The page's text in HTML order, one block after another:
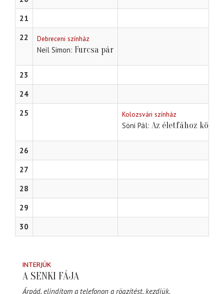
21
22
Debreceni színház
Neil Simon Furcsa pár
23
24
25
Kolozsvári színház
Söni Pál Az életfához kötve
26
27
28
29
30
INTERJÚK
A SENKI FÁJA
Árpád, elindítom a telefonon a rögzítést, kezdjük.